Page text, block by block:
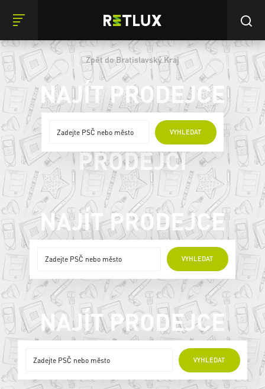
Zpět do Bratislavský Kraj
NAJÍT PRODEJCE
VYHLEDAT
ONLINE
PRODEJCI
NAJÍT PRODEJCE
VYHLEDAT
ONLINE PRODEJCI
NAJÍT PRODEJCE
VYHLEDAT
ONLINE PRODEJCI